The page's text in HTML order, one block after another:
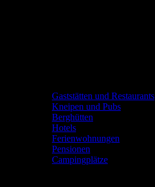
Gaststätten und Restaurants
Kneipen und Pubs
Berghütten
Hotels
Ferienwohnungen
Pensionen
Campingplätze